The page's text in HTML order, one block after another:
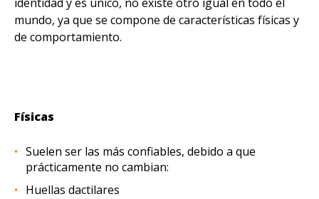
mundo, ya que se compone de características físicas y
de comportamiento.
Físicas
Suelen ser las más confiables, debido a que
prácticamente no cambian:
Huellas dactilares